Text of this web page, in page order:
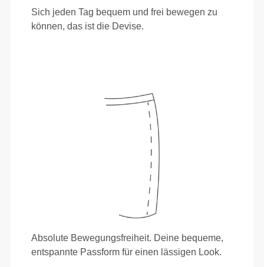
Sich jeden Tag bequem und frei bewegen zu
können, das ist die Devise.
Absolute Bewegungsfreiheit. Deine bequeme,
entspannte Passform für einen lässigen Look.